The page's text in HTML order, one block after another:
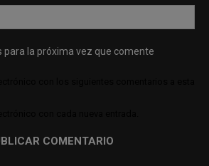
para la próxima vez que comente